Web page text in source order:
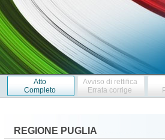
Atto
Completo
Avviso di rettifica
Errata corrige
REGIONE PUGLIA